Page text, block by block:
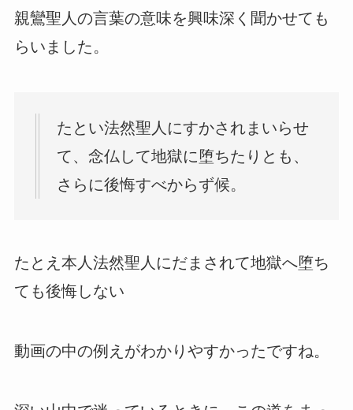
親鸞聖人の言葉の意味を興味深く聞かせても
らいました。
たとい法然聖人にすかされまいらせ
て、念仏して地獄に堕ちたりとも、
さらに後悔すべからず候。
たとえ本人法然聖人にだまされて地獄へ堕ち
ても後悔しない
動画の中の例えがわかりやすかったですね。